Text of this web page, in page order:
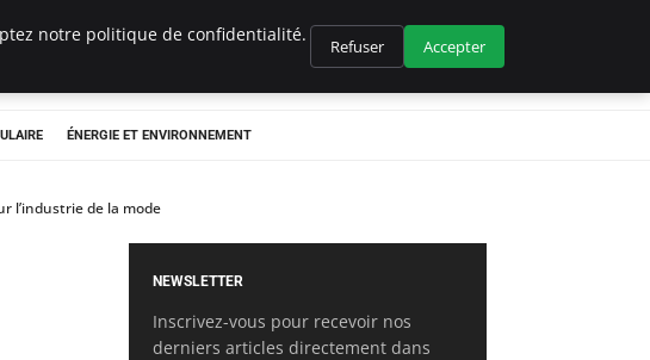
ÉNERGIE ET ENVIRONNEMENT
l’industrie de la mode
NEWSLETTER
Inscrivez-vous pour recevoir nos
derniers articles directement dans
notre politique de confidentialité.
Refuser Accepter